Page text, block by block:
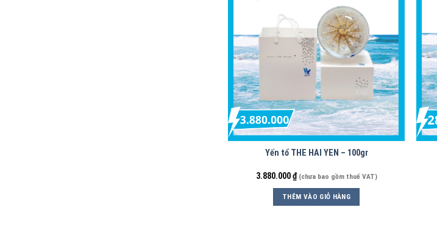
Yến tổ THE HAI YEN – 100gr
3.880.000₫ (chưa bao gồm thuế VAT)
THÊM VÀO GIỎ HÀNG